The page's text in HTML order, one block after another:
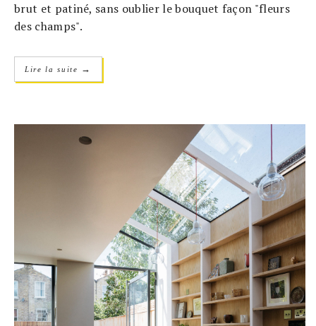
brut et patiné, sans oublier le bouquet façon "fleurs
des champs".
Lire la suite →